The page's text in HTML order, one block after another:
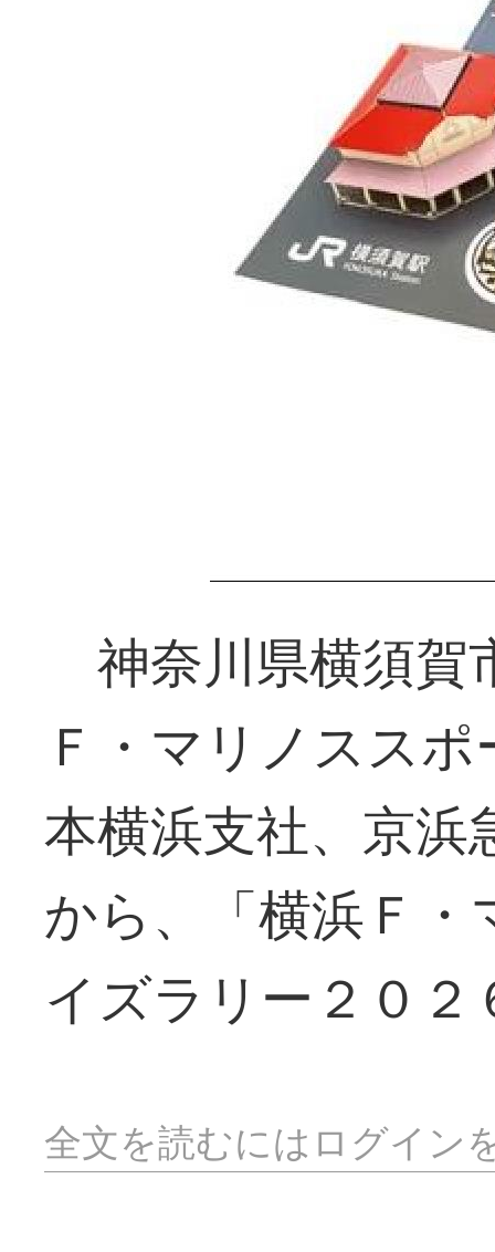
神奈川県横須賀
Ｆ・マリノスス
本横浜支社、京浜
から、「横浜Ｆ
イズラリー２０
全文を読むにはログイン